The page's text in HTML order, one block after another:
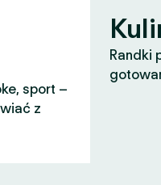
sport –
z
Randki